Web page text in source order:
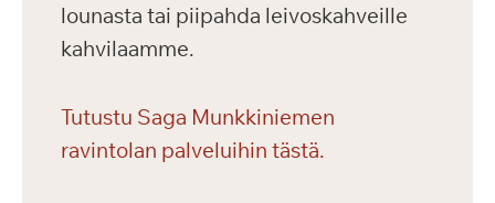
lounasta tai piipahda leivoskahveille
kahvilaamme.
Tutustu Saga Munkkiniemen
ravintolan palveluihin tästä.